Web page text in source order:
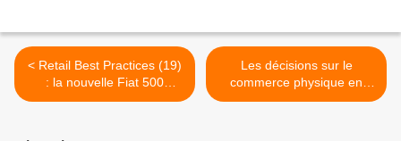
< Retail Best Practices (19)
: la nouvelle Fiat 500
électrique en avant
Les décisions sur le
commerce physique en
France, et si on regardait à